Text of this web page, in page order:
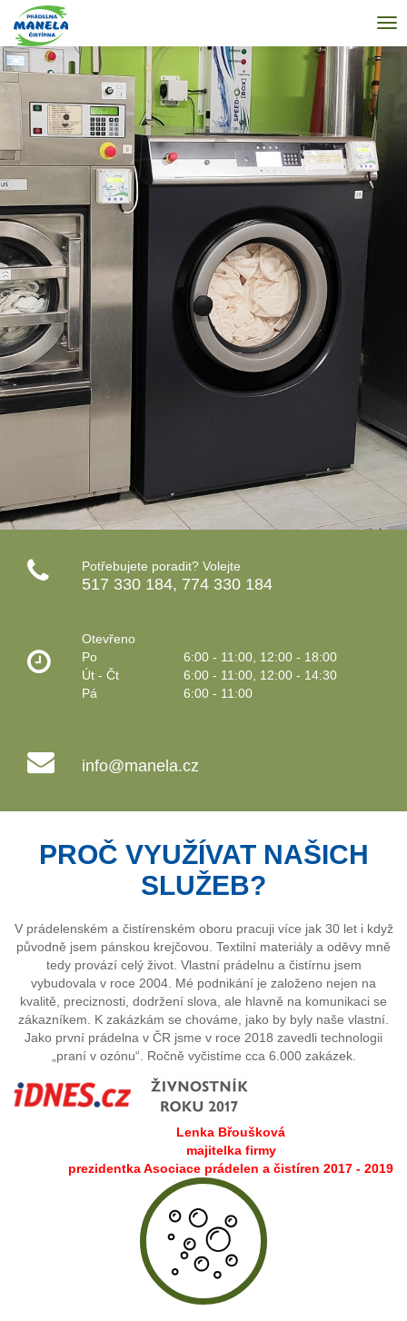
Potřebujete poradit? Volejte
517 330 184, 774 330 184
Otevřeno
Po
6:00 - 11:00, 12:00 - 18:00
Út - Čt
6:00 - 11:00, 12:00 - 14:30
Pá
6:00 - 11:00
info@manela.cz
PROČ VYUŽÍVAT NAŠICH
SLUŽEB?
V prádelenském a čistírenském oboru pracuji více jak 30 let i když
původně jsem pánskou krejčovou. Textilní materiály a oděvy mně
tedy provází celý život. Vlastní prádelnu a čistírnu jsem
vybudovala v roce 2004. Mé podnikání je založeno nejen na
kvalitě, preciznosti, dodržení slova, ale hlavně na komunikaci se
zákazníkem. K zakázkám se chováme, jako by byly naše vlastní.
Jako první prádelna v ČR jsme v roce 2018 zavedli technologii
„praní v ozónu“. Ročně vyčistíme cca 6.000 zakázek.
Lenka Břoušková
majitelka firmy
prezidentka Asociace prádelen a čistíren 2017 - 2019